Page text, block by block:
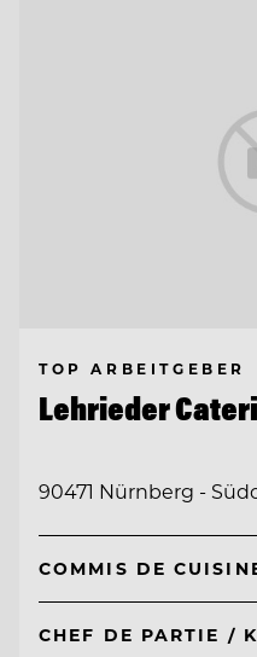
TOP ARBEITGEBER
Lehrieder
90471 Nürnberg -
COMMIS DE
CHEF DE PARTIE /